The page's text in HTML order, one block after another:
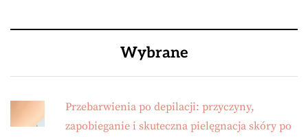
Wybrane
Przebarwienia po depilacji: przyczyny,
zapobieganie i skuteczna pielęgnacja skóry po